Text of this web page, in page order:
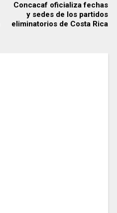
Concacaf oficializa fechas
y sedes de los partidos
eliminatorios de Costa Rica